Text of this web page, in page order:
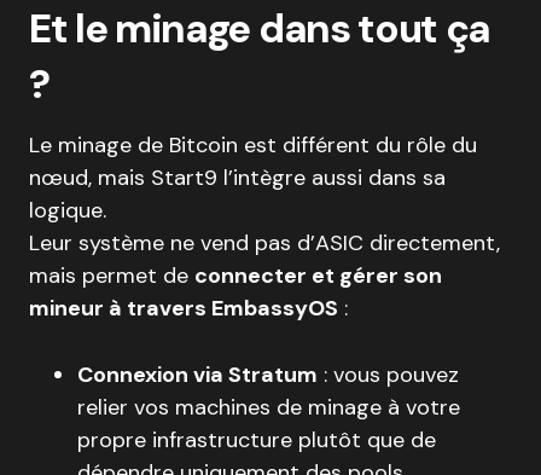
Et le minage dans tout ça
?
Le minage de Bitcoin est différent du rôle du
nœud, mais Start9 l’intègre aussi dans sa
logique.
Leur système ne vend pas d’ASIC directement,
mais permet de connecter et gérer son
mineur à travers EmbassyOS :
Connexion via Stratum : vous pouvez
relier vos machines de minage à votre
propre infrastructure plutôt que de